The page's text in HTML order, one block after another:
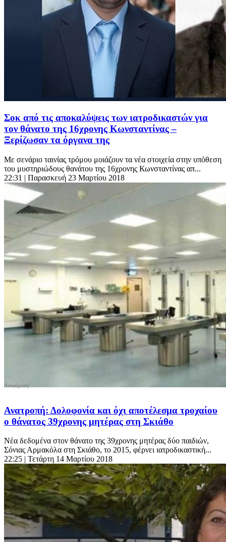
Σοκ από τις αποκαλύψεις των ιατροδικαστών για
τον θάνατο της 16χρονης Κωνσταντίνας –
Ξερίζωσαν τα όργανα της
Με σενάριο ταινίας τρόμου μοιάζουν τα νέα στοιχεία στην υπόθεση
του μυστηριώδους θανάτου της 16χρονης Κωνσταντίνας απ...
22:31 | Παρασκευή 23 Μαρτίου 2018
Ανατροπή: Δολοφονία και όχι αποτέλεσμα τροχαίου
ο θάνατος 39χρονης μητέρας στη Σκιάθο
Νέα δεδομένα στον θάνατο της 39χρονης μητέρας δύο παιδιών,
Σόνιας Αρμακόλα στη Σκιάθο, το 2015, φέρνει ιατροδικαστική...
22:25 | Τετάρτη 14 Μαρτίου 2018